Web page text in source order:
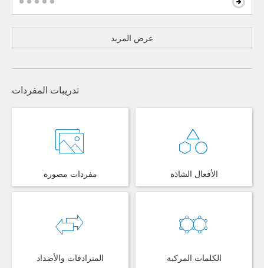
عرض المزيد
تدريبات المفردات
مفردات مصورة الأفعال الشاذة
المترادفات والأضداد الكلمات المركبة